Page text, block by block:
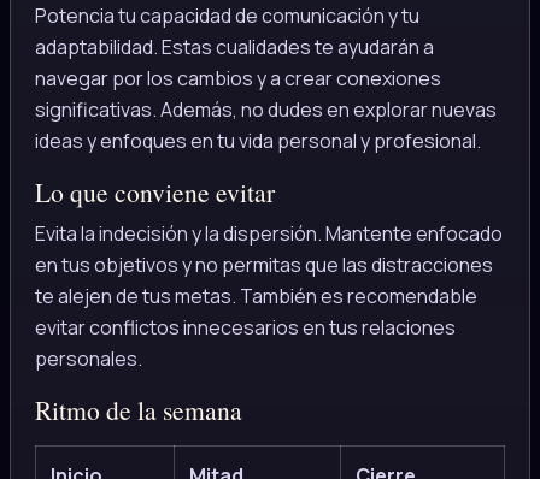
Potencia tu capacidad de comunicación y tu
adaptabilidad. Estas cualidades te ayudarán a
navegar por los cambios y a crear conexiones
significativas. Además, no dudes en explorar nuevas
ideas y enfoques en tu vida personal y profesional.
Lo que conviene evitar
Evita la indecisión y la dispersión. Mantente enfocado
en tus objetivos y no permitas que las distracciones
te alejen de tus metas. También es recomendable
evitar conflictos innecesarios en tus relaciones
personales.
Ritmo de la semana